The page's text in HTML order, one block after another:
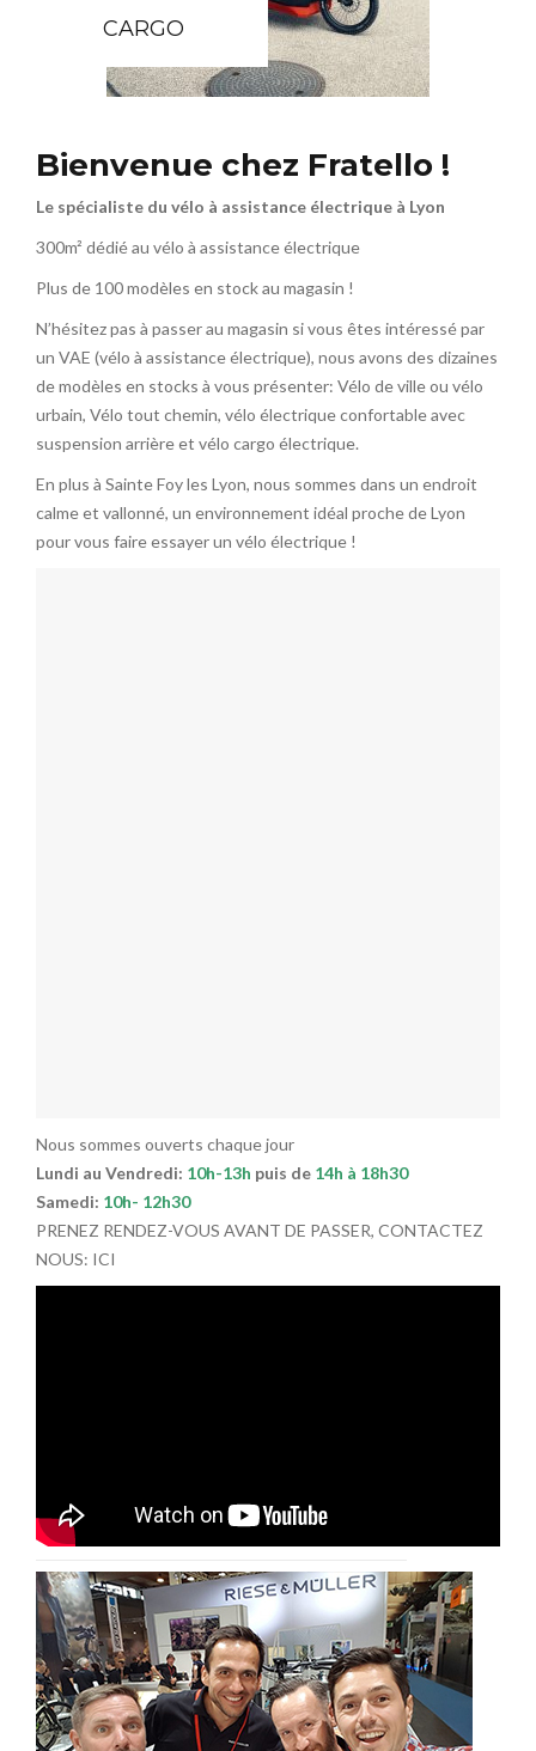
CARGO
Bienvenue chez Fratello !
Le spécialiste du vélo à assistance électrique à Lyon
300m² dédié au vélo à assistance électrique
Plus de 100 modèles en stock au magasin !
N’hésitez pas à passer au magasin si vous êtes intéressé par
un VAE (vélo à assistance électrique), nous avons des dizaines
de modèles en stocks à vous présenter: Vélo de ville ou vélo
urbain, Vélo tout chemin, vélo électrique confortable avec
suspension arrière et vélo cargo électrique.
En plus à Sainte Foy les Lyon, nous sommes dans un endroit
calme et vallonné, un environnement idéal proche de Lyon
pour vous faire essayer un vélo électrique !
Nous sommes ouverts chaque jour
Lundi au Vendredi: 10h-13h puis de 14h à 18h30
Samedi: 10h- 12h30
PRENEZ RENDEZ-VOUS AVANT DE PASSER, CONTACTEZ
NOUS: ICI